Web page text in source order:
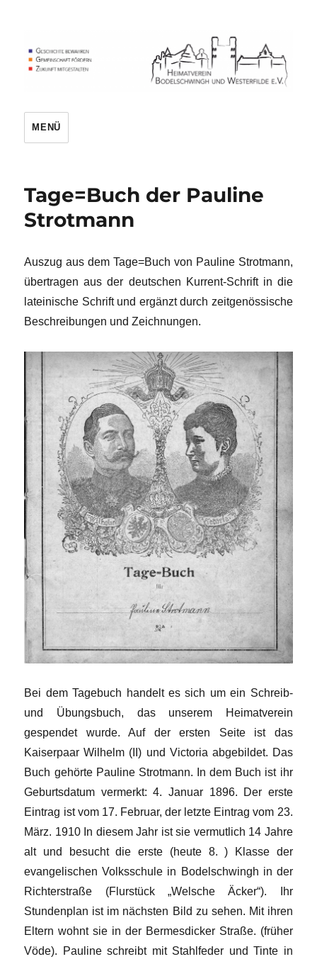
MENÜ
Tage=Buch der Pauline
Strotmann
Auszug aus dem Tage=Buch von Pauline Strotmann,
übertragen aus der deutschen Kurrent-Schrift in die
lateinische Schrift und ergänzt durch zeitgenössische
Beschreibungen und Zeichnungen.
Bei dem Tagebuch handelt es sich um ein Schreib-
und Übungsbuch, das unserem Heimatverein
gespendet wurde. Auf der ersten Seite ist das
Kaiserpaar Wilhelm (II) und Victoria abgebildet. Das
Buch gehörte Pauline Strotmann. In dem Buch ist ihr
Geburtsdatum vermerkt: 4. Januar 1896.
Der erste
Eintrag ist vom 17. Februar, der letzte Eintrag vom 23.
März. 1910 In diesem Jahr ist sie vermutlich 14 Jahre
alt und besucht die erste (heute 8. ) Klasse der
evangelischen Volksschule in Bodelschwingh in der
Richterstraße (Flurstück „Welsche Äcker“). Ihr
Stundenplan ist im nächsten Bild zu sehen. Mit ihren
Eltern wohnt sie in der Bermesdicker Straße. (früher
Vöde). Pauline schreibt mit Stahlfeder und Tinte in